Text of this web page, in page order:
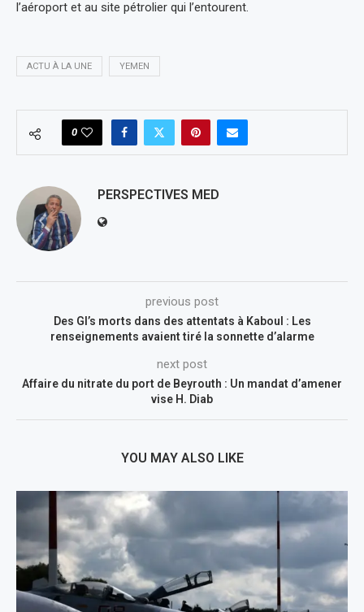
l’aéroport et au site pétrolier qui l’entourent.
ACTU À LA UNE YEMEN
0
PERSPECTIVES MED
previous post
Des GI’s morts dans des attentats à Kaboul : Les
renseignements avaient tiré la sonnette d’alarme
next post
Affaire du nitrate du port de Beyrouth : Un mandat d’amener
vise H. Diab
YOU MAY ALSO LIKE